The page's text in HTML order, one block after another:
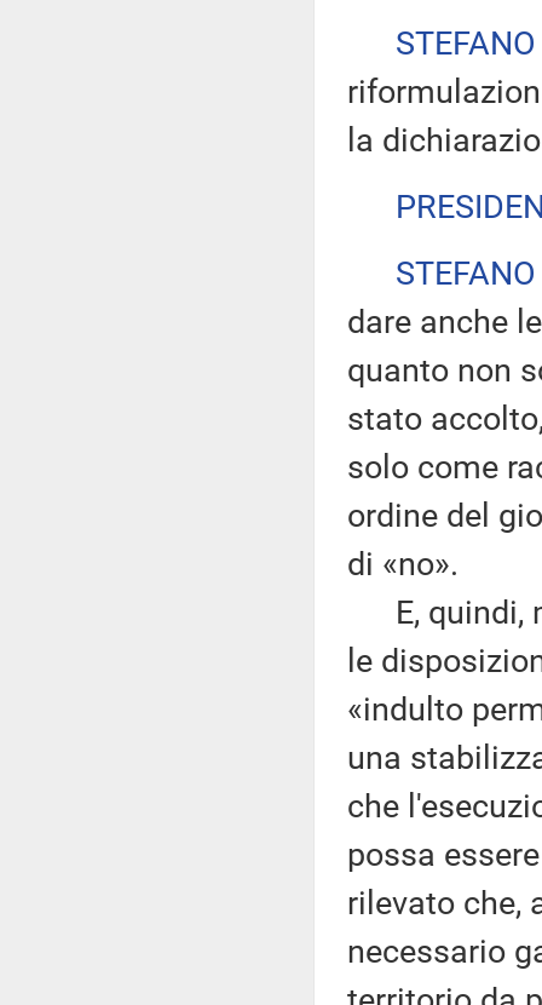
la
dare anche
quanto non
stato
solo come
ordine del
di «no».
E, quindi,
le
«indulto
una
che
possa
rilevato che,
necessario